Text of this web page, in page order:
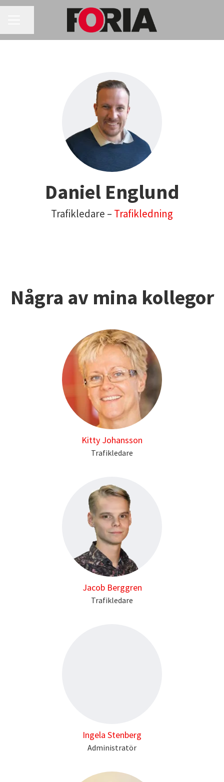
Daniel Englund
Trafikledare – Trafikledning
Några av mina kollegor
Kitty Johansson
Trafikledare
Jacob Berggren
Trafikledare
Ingela Stenberg
Administratör